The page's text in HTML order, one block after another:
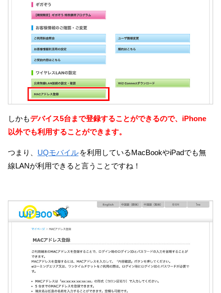
しかもデバイス5台まで登録することができるので、iPhone
以外でも利用することができます。
つまり、 UQモバイル を利用しているMacBookやiPadでも無
線LANが利用できると言うことですね！